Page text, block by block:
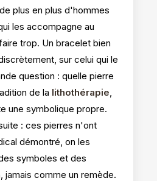
plus en plus d'hommes
les accompagne au
trop. Un bracelet bien
sur celui qui le
question : quelle pierre
de la lithothérapie,
une symbolique propre.
: ces pierres n'ont
démontré, on les
symboles et des
jamais comme un remède.